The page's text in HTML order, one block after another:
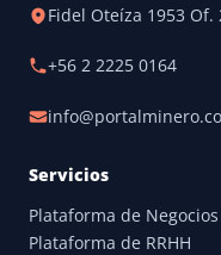
Fidel Oteíza 1953
+56 2 2225 0164
Servicios
Plataforma de Negocios
Plataforma de RRHH